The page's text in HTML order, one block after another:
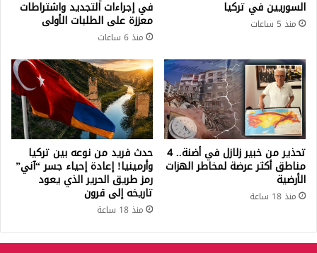
السوريين في تركيا
منذ 5 ساعات
في إجراءات التجديد واشتراطات
معززة على الطلبات الأولى
منذ 6 ساعات
تحذير من خبير زلازل في أضنة.. 4
مناطق أكثر عرضة لمخاطر الهزات
الأرضية
منذ 18 ساعة
حدث فريد من نوعه بين تركيا
وأرمينيا! إعادة إحياء جسر “آني”
رمز طريق الحرير الذي يعود
تاريخه إلى قرون
منذ 18 ساعة